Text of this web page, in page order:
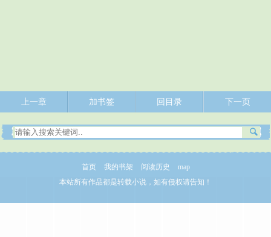
上一章 加书签 回目录 下一页
首页 我的书架 阅读历史
map
本站所有作品都是转载小说，如有侵权请告知！